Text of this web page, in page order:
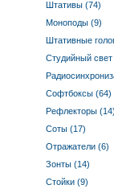
Штативы (74)
Моноподы (9)
Штативные
Студийный свет
Софтбоксы (64)
Рефлекторы (14)
Соты (17)
Отражатели (6)
Зонты (14)
Стойки (9)